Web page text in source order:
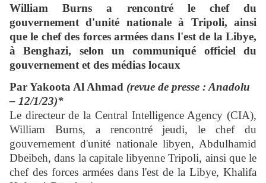
William Burns a rencontré le chef du
gouvernement d'unité nationale à Tripoli, ainsi
que le chef des forces armées dans l'est de la Libye,
à Benghazi, selon un communiqué officiel du
gouvernement et des médias locaux
Par Yakoota Al Ahmad (revue de presse : Anadolu
– 12/1/23)*
Le directeur de la Central Intelligence Agency (CIA),
William Burns, a rencontré jeudi, le chef du
gouvernement d'unité nationale libyen, Abdulhamid
Dbeibeh, dans la capitale libyenne Tripoli, ainsi que le
chef des forces armées dans l'est de la Libye, Khalifa